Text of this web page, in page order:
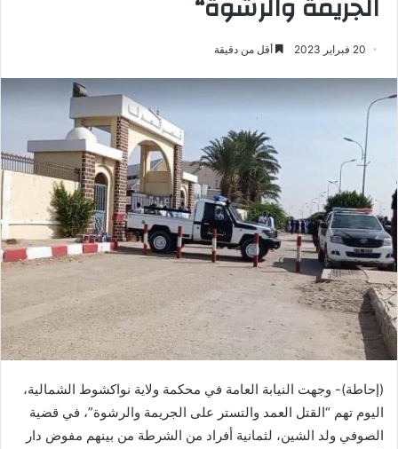
20 فبراير 2023 أقل من دقيقة
(إحاطة)- وجهت النيابة العامة في محكمة ولاية نواكشوط الشمالية،
اليوم تهم “القتل العمد والتستر على الجريمة والرشوة”، في قضية
الصوفي ولد الشين، لثمانية أفراد من الشرطة من بينهم مفوض دار